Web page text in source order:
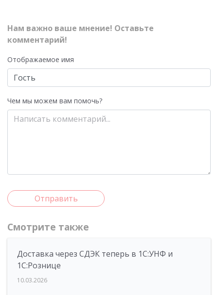
Нам важно ваше мнение! Оставьте
комментарий!
Отображаемое имя
Чем мы можем вам помочь?
Отправить
Смотрите также
Доставка через СДЭК теперь в 1С:УНФ и
1С:Рознице
10.03.2026